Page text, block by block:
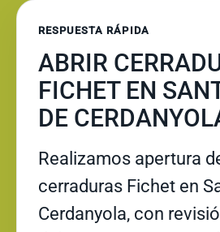
RESPUESTA RÁPIDA
ABRIR
FICHET EN
DE
Realizamos apertura
cerraduras Fichet en
Cerdanyola, con